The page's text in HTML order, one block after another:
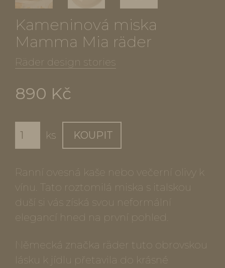
Kameninová miska
Mamma Mia räder
Räder design stories
890 Kč
ks KOUPIT
Ranní ovesná kaše nebo večerní olivy k
vínu. Tato roztomilá miska s italskou
duší si vás získá svou neformální
elegancí hned na první pohled.
Německá značka räder tuto obrovskou
lásku k jídlu přetavila do krásné